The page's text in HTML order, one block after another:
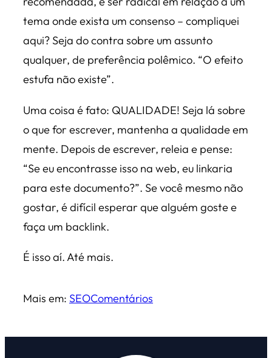
tema onde exista um consenso – compliquei
aqui? Seja do contra sobre um assunto
qualquer, de preferência polêmico. “O efeito
estufa não existe”.
Uma coisa é fato: QUALIDADE! Seja lá sobre
o que for escrever, mantenha a qualidade em
mente. Depois de escrever, releia e pense:
“Se eu encontrasse isso na web, eu linkaria
para este documento?”. Se você mesmo não
gostar, é difícil esperar que alguém goste e
faça um backlink.
É isso aí. Até mais.
Mais em: SEOComentários